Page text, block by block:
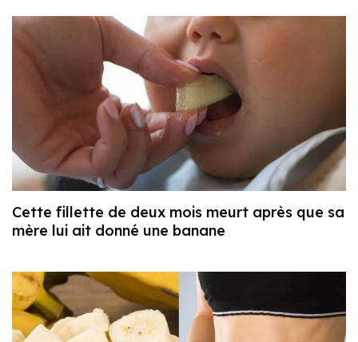
Cette fillette de deux mois meurt après que sa
mère lui ait donné une banane